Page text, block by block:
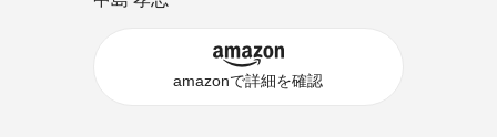
amazonで詳細を確認